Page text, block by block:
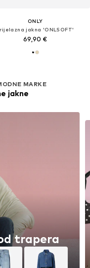
ONLY
jakna 'ONLSOFT'
69,90 €
MARKE
jakne
trapera